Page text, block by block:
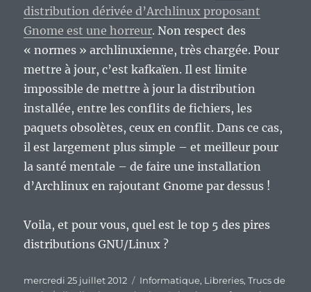
distribution dérivée d’Archlinux proposant
Gnome est une horreur. Non respect des
« normes » archlinuxienne, très chargée. Pour
mettre à jour, c’est kafkaïen. Il est limite
impossible de mettre à jour la distribution
installée, entre les conflits de fichiers, les
paquets obsolètes, ceux en conflit. Dans ce cas,
il est largement plus simple – et meilleur pour
la santé mentale – de faire une installation
d’Archlinux en rajoutant Gnome par dessus !
Voila, et pour vous, quel est le top 5 des pires
distributions GNU/Linux ?
Publié
mercredi 25 juillet 2012 Catégories
Informatique, Libreries,Trucs de